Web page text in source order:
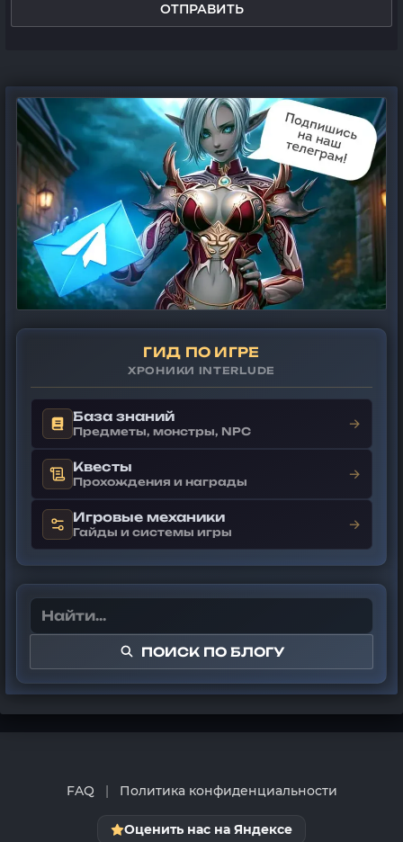
ОТПРАВИТЬ
ГИД ПО ИГРЕ
ХРОНИКИ INTERLUDE
База знаний
Предметы, монстры, NPC →
Квесты
Прохождения и награды →
Игровые механики
Гайды и системы игры →
ПОИСК ПО БЛОГУ
FAQ | Политика конфиденциальности
Оценить нас на Яндексе